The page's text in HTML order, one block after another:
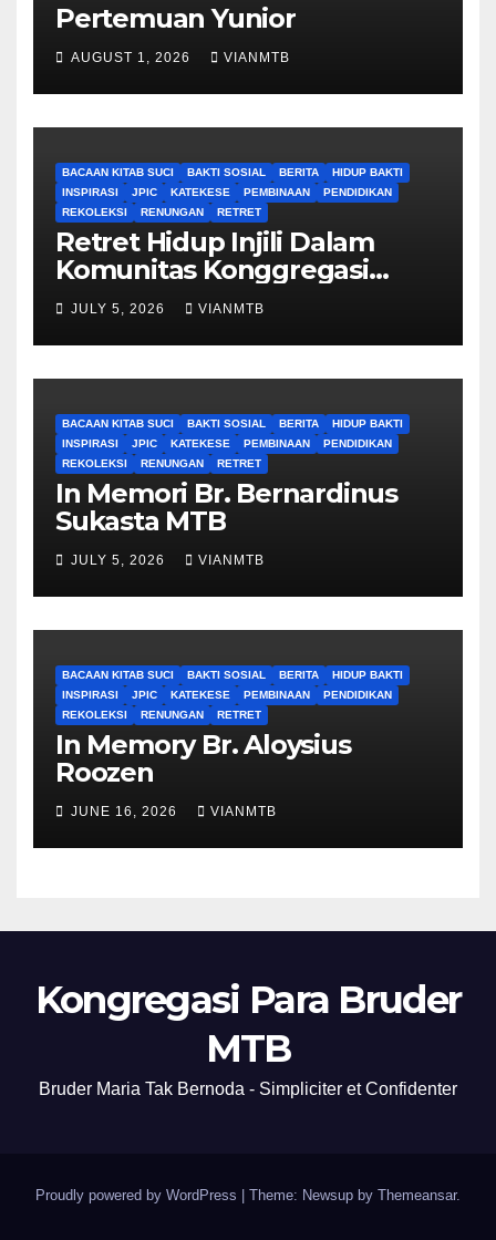
Pertemuan Yunior
AUGUST 1, 2026 VIANMTB
BACAAN KITAB SUCI BAKTI SOSIAL BERITA
HIDUP BAKTI
INSPIRASI
JPIC KATEKESE PEMBINAAN
PENDIDIKAN
REKOLEKSI
RENUNGAN RETRET
Retret Hidup Injili Dalam
Komunitas Konggregasi
Bruder Maria Tak Bernoda
JULY 5, 2026 VIANMTB
BACAAN KITAB SUCI BAKTI SOSIAL BERITA
HIDUP BAKTI
INSPIRASI
JPIC KATEKESE PEMBINAAN
PENDIDIKAN
REKOLEKSI
RENUNGAN RETRET
In Memori Br. Bernardinus
Sukasta MTB
JULY 5, 2026 VIANMTB
BACAAN KITAB SUCI BAKTI SOSIAL BERITA
HIDUP BAKTI
INSPIRASI
JPIC KATEKESE PEMBINAAN
PENDIDIKAN
REKOLEKSI
RENUNGAN RETRET
In Memory Br. Aloysius
Roozen
JUNE 16, 2026 VIANMTB
Kongregasi Para Bruder
MTB
Bruder Maria Tak Bernoda - Simpliciter et Confidenter
Proudly powered by WordPress | Theme: Newsup by Themeansar.